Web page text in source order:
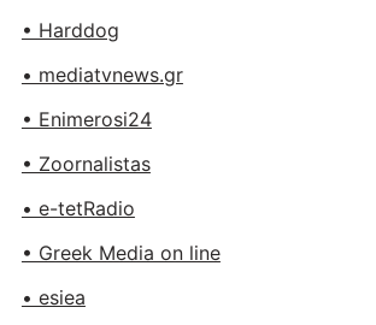
• Harddog
• mediatvnews.gr
• Enimerosi24
• Zoornalistas
• e-tetRadio
• Greek Media on line
• esiea